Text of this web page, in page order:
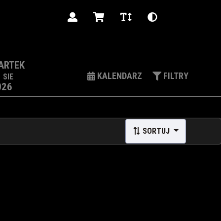
SIE KALENDARZ FILTRY
SORTUJ